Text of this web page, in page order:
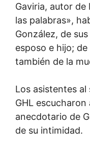
Gaviria, autor de
las palabras»,
González, de
esposo e hijo;
también de la
Los asistentes
GHL
anecdotario de
de su intimidad.